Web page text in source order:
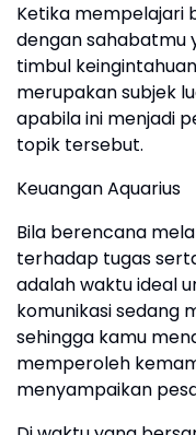
Ketika mempelajari
dengan sahabatmu
timbul
merupakan subjek
apabila ini menjadi
topik tersebut.
Keuangan Aquarius
Bila berencana
terhadap tugas
adalah waktu ideal
komunikasi sedang
sehingga kamu
memperoleh
menyampaikan